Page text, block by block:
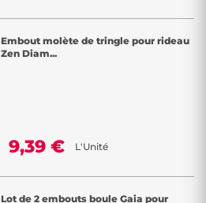
Embout molète de tringle pour rideau
Zen Diam...
9,39 € L'Unité
Lot de 2 embouts boule Gaia pour